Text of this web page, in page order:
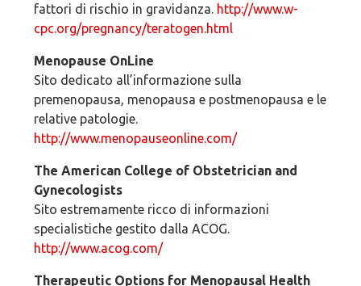
fattori di rischio in gravidanza. http://www.w-
cpc.org/pregnancy/teratogen.html
Menopause OnLine
Sito dedicato all’informazione sulla
premenopausa, menopausa e postmenopausa e le
relative patologie.
http://www.menopauseonline.com/
The American College of Obstetrician and
Gynecologists
Sito estremamente ricco di informazioni
specialistiche gestito dalla ACOG.
http://www.acog.com/
Therapeutic Options for Menopausal Health